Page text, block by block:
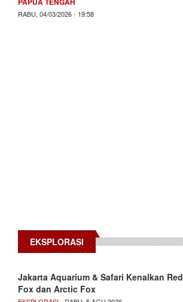
RABU, 04/03/2026 - 19:58
EKSPLORASI
Jakarta Aquarium & Safari Kenalkan Red
Fox dan Arctic Fox